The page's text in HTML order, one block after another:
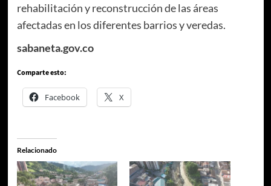
rehabilitación y reconstrucción de las áreas
afectadas en los diferentes barrios y veredas.
sabaneta.gov.co
Comparte esto:
Facebook X
Relacionado